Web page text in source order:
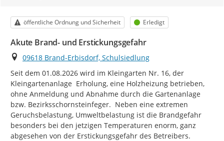
Kategorie
öffentliche Ordnung und Sicherheit Status
Erledigt
Akute Brand- und Erstickungsgefahr
Ort
09618 Brand-Erbisdorf, Schulsiedlung
Seit dem 01.08.2026 wird im Kleingarten Nr. 16, der
Kleingartenanlage  Erholung, eine Holzheizung betrieben,
ohne Anmeldung und Abnahme durch die Gartenanlage
bzw. Bezirksschornsteinfeger.  Neben eine extremen
Geruchsbelastung, Umweltbelastung ist die Brandgefahr
besonders bei den jetzigen Temperaturen enorm, ganz
abgesehen von der Erstickungsgefahr des Betreibers.